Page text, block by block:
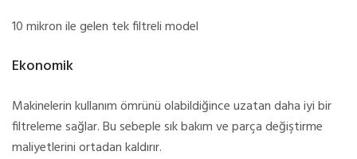
10 mikron ile gelen tek filtreli model
Ekonomik
Makinelerin kullanım ömrünü olabildiğince uzatan daha iyi bir
filtreleme sağlar. Bu sebeple sık bakım ve parça değiştirme
maliyetlerini ortadan kaldırır.